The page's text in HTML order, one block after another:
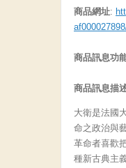
商品網址:
商品訊息功
商品訊息描
大衛是法國
命之政治與
革命者喜歡
種新古典主